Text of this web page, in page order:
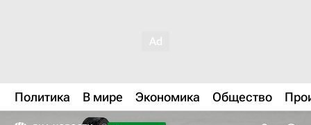
Политика В мире Экономика Общество